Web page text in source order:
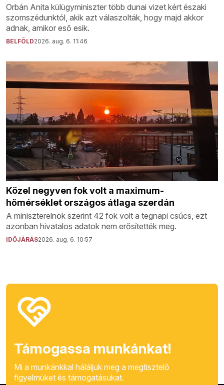
Orbán Anita külügyminiszter több dunai vizet kért északi
szomszédunktól, akik azt válaszolták, hogy majd akkor
adnak, amikor eső esik.
BELFÖLD2026. aug. 6. 11:46
Közel negyven fok volt a maximum-
hőmérséklet országos átlaga szerdán
A miniszterelnök szerint 42 fok volt a tegnapi csúcs, ezt
azonban hivatalos adatok nem erősítették meg.
IDŐJÁRÁS2026. aug. 6. 10:57
Támogassa munkánkat!
Mi a munkánkkal háláljuk meg a megtisztelő
figyelmüket és támogatásukat.